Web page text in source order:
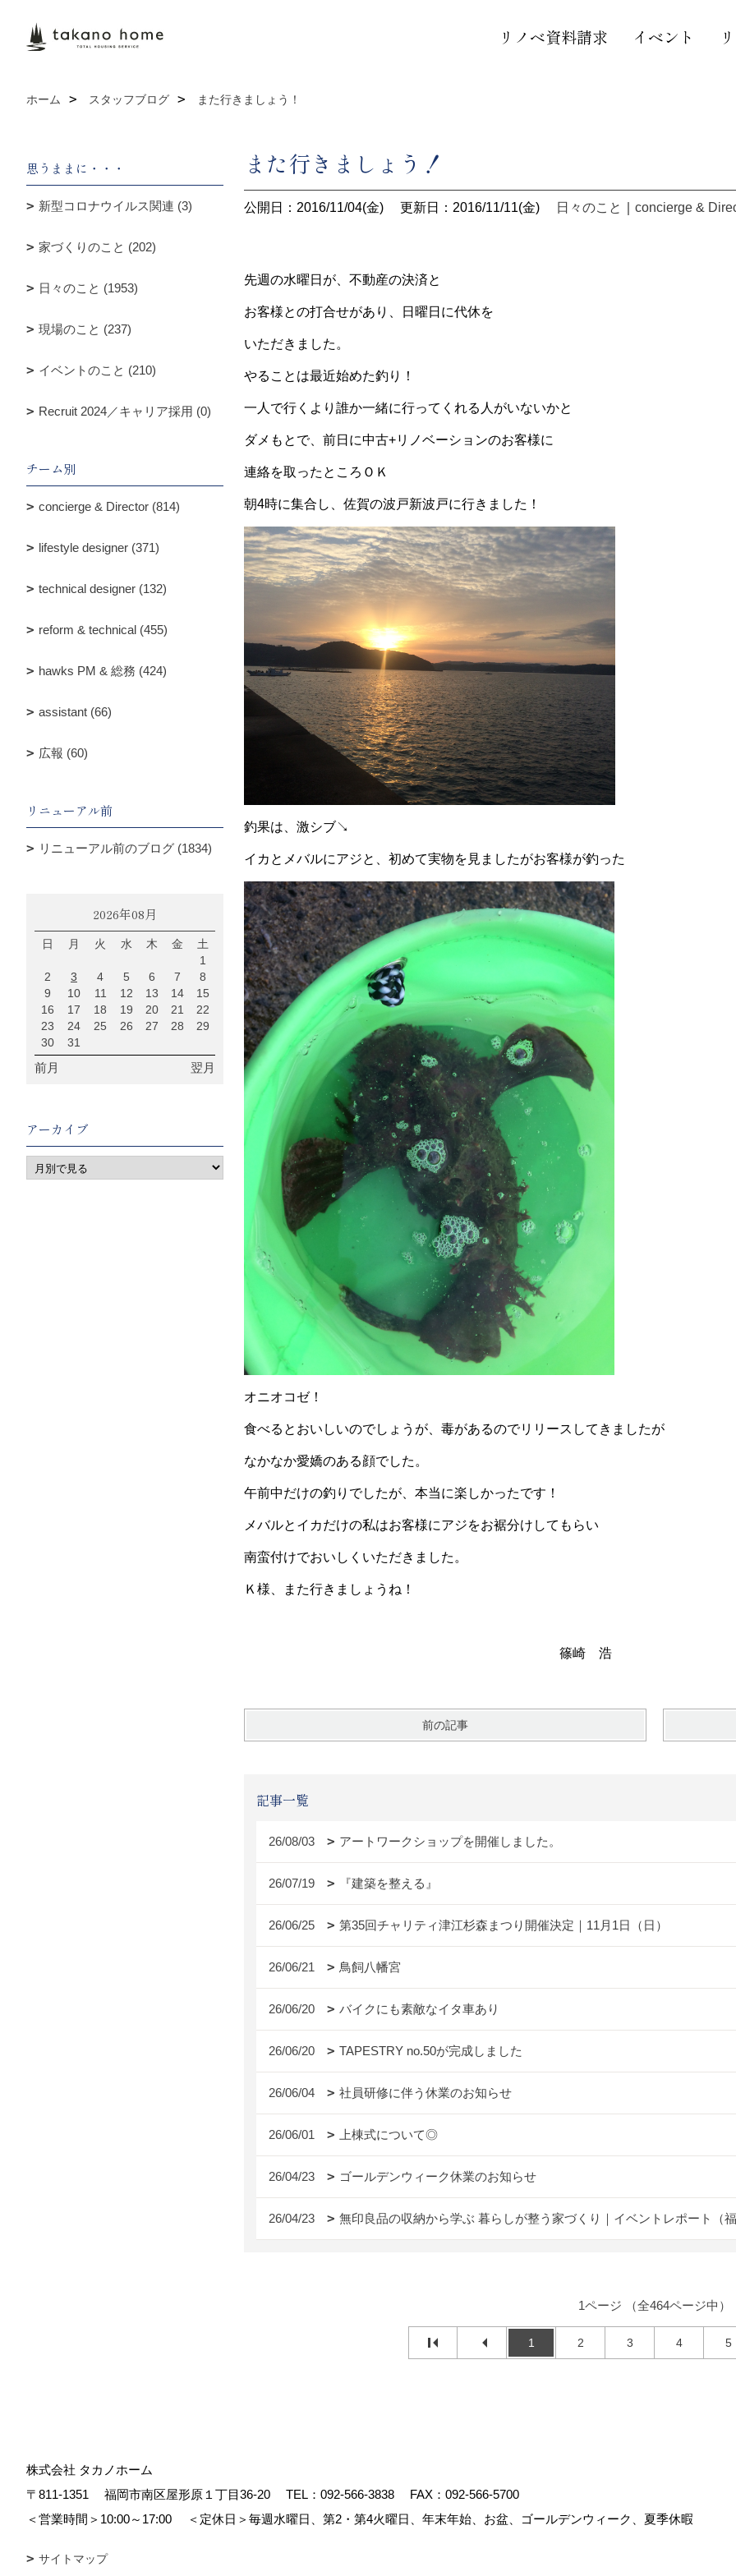
リノベ資料請求 イベント
ホーム スタッフブログ また行きましょう！
また行きましょう！
公開日：2016/11/04(金) 更新日：2016/11/11(金) 日々のこと concierge &
先週の水曜日が、不動産の決済と
お客様との打合せがあり、日曜日に代休を
いただきました。
やることは最近始めた釣り！
一人で行くより誰か一緒に行ってくれる人がいないかと
ダメもとで、前日に中古+リノベーションのお客様に
連絡を取ったところＯＫ
朝4時に集合し、佐賀の波戸新波戸に行きました！
釣果は、激シブ↘
イカとメバルにアジと、初めて実物を見ましたがお客様が釣った
オニオコゼ！
食べるとおいしいのでしょうが、毒があるのでリリースしてきましたが
なかなか愛嬌のある顔でした。
午前中だけの釣りでしたが、本当に楽しかったです！
メバルとイカだけの私はお客様にアジをお裾分けしてもらい
南蛮付けでおいしくいただきました。
Ｋ様、また行きましょうね！
篠崎 浩
前の記事
記事一覧
26/08/03 アートワークショップを開催しました。
26/07/19 『建築を整える』
26/06/25 第35回チャリティ津江杉森まつり開催決定｜11月1日（日）
26/06/21 鳥飼八幡宮
26/06/20 バイクにも素敵なイタ車あり
26/06/20 TAPESTRY no.50が完成しました
26/06/04 社員研修に伴う休業のお知らせ
26/06/01 上棟式について◎
26/04/23 ゴールデンウィーク休業のお知らせ
26/04/23 無印良品の収納から学ぶ 暮らしが整う家づくり｜イベントレポート（
1ページ （全464ページ中）
1 2 3 4 5
思うままに・・・
新型コロナウイルス関連 (3)
家づくりのこと (202)
日々のこと (1953)
現場のこと (237)
イベントのこと (210)
Recruit 2024／キャリア採用 (0)
チーム別
concierge & Director (814)
lifestyle designer (371)
technical designer (132)
reform & technical (455)
hawks PM & 総務 (424)
assistant (66)
広報 (60)
リニューアル前
リニューアル前のブログ (1834)
2026年08月
日 月 火 水 木 金
土
1
2
3 4 5 6 7
8
9
10 11 12 13 14
15
16
17 18 19 20 21
22
23
24 25 26 27 28
29
30
31
前月 翌月
アーカイブ
株式会社 タカノホーム
〒811-1351
福岡市南区屋形原１丁目36-20 TEL： 092-566-3838
FAX：092-566-5700
＜営業時間＞10:00～17:00
＜定休日＞毎週水曜日、第2・第4火曜日、年末年始、お盆、ゴールデンウィーク、夏季休暇
サイトマップ